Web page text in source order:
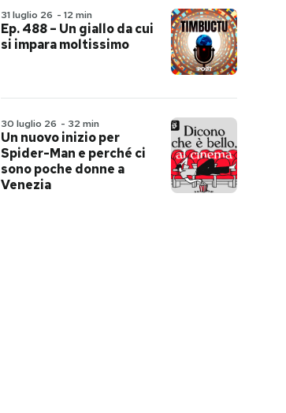
31 luglio 26 - 12 min
Ep. 488 – Un giallo da cui
si impara moltissimo
30 luglio 26 - 32 min
Un nuovo inizio per
Spider-Man e perché ci
sono poche donne a
Venezia